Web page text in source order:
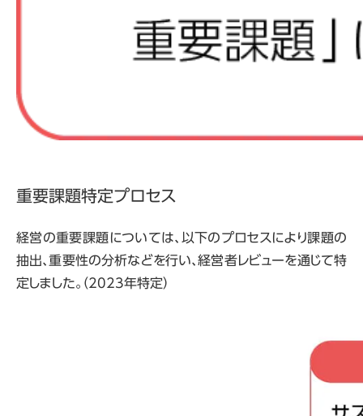
重要課題特定プロセス
経営の重要課題については、以下のプロセスにより課題の
抽出、重要性の分析などを行い、経営者レビューを通じて特
定しました。（2023年特定）